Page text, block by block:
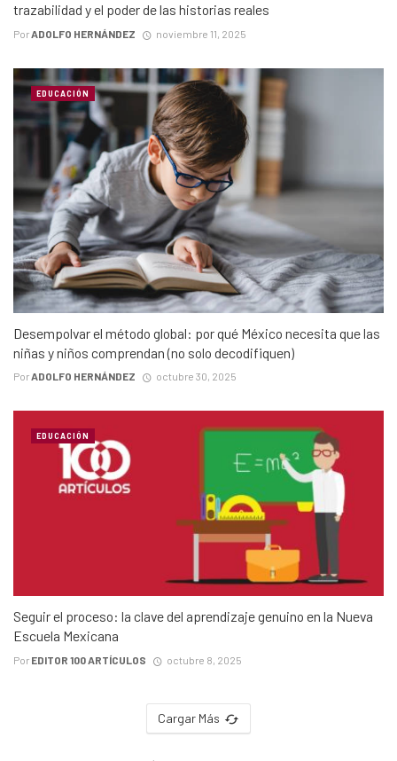
trazabilidad y el poder de las historias reales
Por ADOLFO HERNÁNDEZ noviembre 11, 2025
Desempolvar el método global: por qué México necesita que las
niñas y niños comprendan (no solo decodifiquen)
PorADOLFO HERNÁNDEZ octubre 30, 2025
EDUCACIÓN
Seguir el proceso: la clave del aprendizaje genuino en la Nueva
Escuela Mexicana
Por EDITOR 100 ARTÍCULOS octubre 8, 2025
EDUCACIÓN
Cargar Más